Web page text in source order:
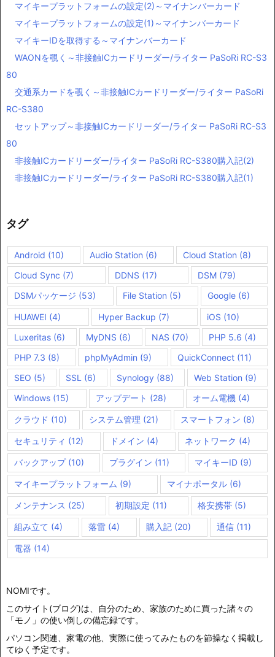
マイキープラットフォームの設定(2)～マイナンバーカード
マイキープラットフォームの設定(1)～マイナンバーカード
マイキーIDを取得する～マイナンバーカード
WAONを覗く～非接触ICカードリーダー/ライター PaSoRi RC-S3
80
交通系カードを覗く～非接触ICカードリーダー/ライター PaSoRi
RC-S380
セットアップ～非接触ICカードリーダー/ライター PaSoRi RC-S3
80
非接触ICカードリーダー/ライター PaSoRi RC-S380購入記(2)
非接触ICカードリーダー/ライター PaSoRi RC-S380購入記(1)
タグ
Android (10) Audio Station (6) Cloud Station (8)
Cloud Sync (7) DDNS (17) DSM (79)
DSMパッケージ (53) File Station (5) Google (6)
HUAWEI (4) Hyper Backup (7) iOS (10)
Luxeritas (6) MyDNS (6) NAS (70) PHP 5.6 (4)
PHP 7.3 (8) phpMyAdmin (9) QuickConnect(11)
SEO (5) SSL (6) Synology (88) Web Station (9)
Windows (15) アップデート (28) オーム電機 (4)
クラウド (10) システム管理 (21) スマートフォン (8)
セキュリティ (12) ドメイン (4) ネットワーク (4)
バックアップ(10) プラグイン (11) マイキーID (9)
マイキープラットフォーム (9) マイナポータル (6)
メンテナンス (25) 初期設定 (11) 格安携帯 (5)
組み立て (4) 落雷 (4) 購入記(20) 通信(11)
電器 (14)
NOMIです。
このサイト(ブログ)は、自分のため、家族のために買った諸々の
「モノ」の使い倒しの備忘録です。
パソコン関連、家電の他、実際に使ってみたものを節操なく掲載し
てゆく予定です。